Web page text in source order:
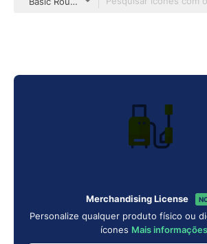
Merchandising License
Personalize qualquer produto físico ou
ícones Mais informações